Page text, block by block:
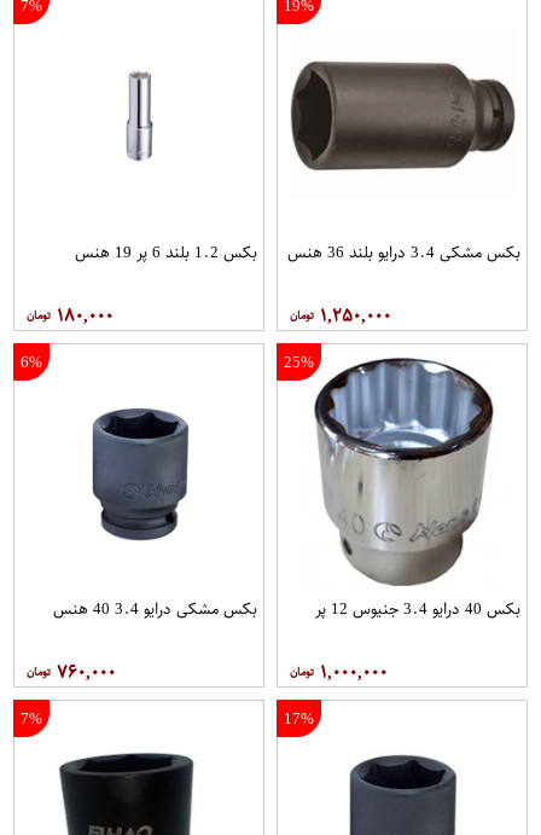
19%
بکس مشکی 3.4 درایو بلند 36 هنس
۱,۲۵۰,۰۰۰
7%
بکس 1.2 بلند 6 پر 19 هنس
۱۸۰,۰۰۰
25%
بکس 40 درایو 3.4 جنیوس 12 پر
۱,۰۰۰,۰۰۰
6%
بکس مشکی درایو 3.4 40 هنس
۷۶۰,۰۰۰
17%
7%